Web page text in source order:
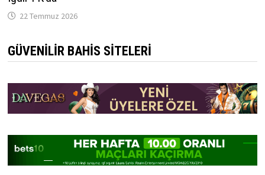
22 Temmuz 2026
GÜVENILIR BAHIS SITELERI